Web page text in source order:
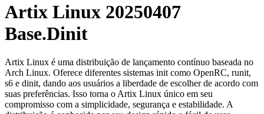
Artix Linux 20250407
Base.Dinit
Artix Linux é uma distribuição de lançamento contínuo baseada no
Arch Linux. Oferece diferentes sistemas init como OpenRC, runit,
s6 e dinit, dando aos usuários a liberdade de escolher de acordo com
suas preferências. Isso torna o Artix Linux único em seu
compromisso com a simplicidade, segurança e estabilidade. A